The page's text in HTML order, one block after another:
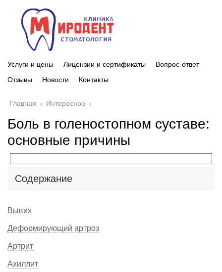
Услуги и цены Лицензии и сертификаты
Вопрос-ответ
Отзывы
Новости Контакты
Главная › Интересное ›
Боль в голеностопном суставе:
основные причины
Содержание
Вывих
Деформирующий артроз
Артрит
Ахиллит